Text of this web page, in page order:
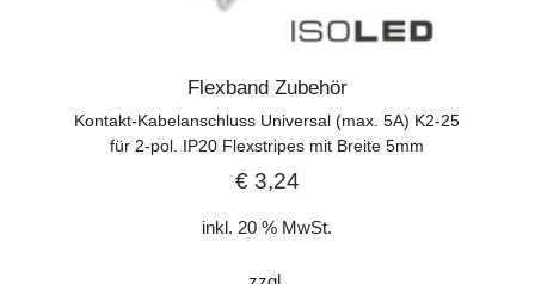
Flexband Zubehör
Kontakt-Kabelanschluss Universal (max. 5A) K2-25
für 2-pol. IP20 Flexstripes mit Breite 5mm
€3,24
inkl. 20 % MwSt.